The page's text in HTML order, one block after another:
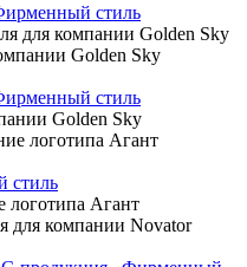
стиль
для компании Golden Sky
стиль
Golden Sky
стиль
логотипа Агант